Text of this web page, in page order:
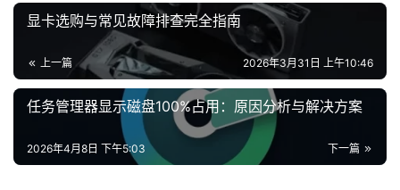
显卡选购与常见故障排查完全指南
上一篇 2026年3月31日 上午10:46
任务管理器显示磁盘100%占用：原因分析与解决方案
下一篇
2026年4月8日 下午5:03